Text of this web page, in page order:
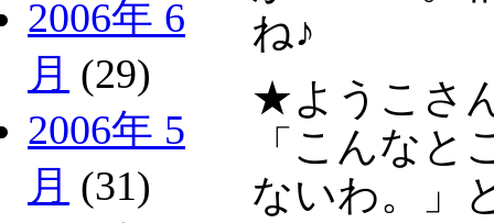
2006年 6
月 (29)
2006年 5
月 (31)
ね♪
★ようこさ
「こんな
ないわ。」